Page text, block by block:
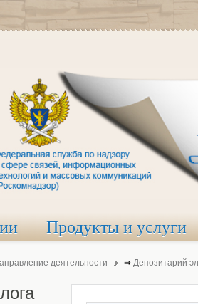
Продукты и услуги
деятельности ⇒ Депозитарий